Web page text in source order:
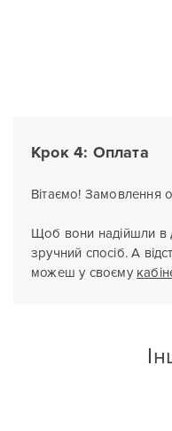
Крок 4: Оплата
Вітаємо! Замовлення
Щоб вони надійшли в
зручний спосіб. А
можеш у своєму